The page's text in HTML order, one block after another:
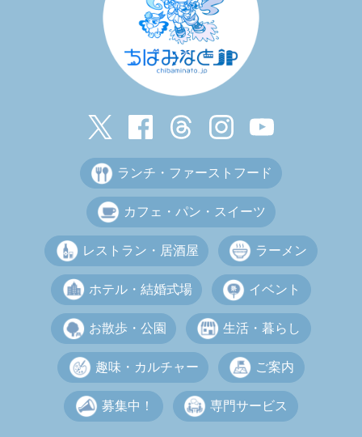
ランチ・ファーストフード
カフェ・パン・スイーツ
レストラン・居酒屋 ラーメン
ホテル・結婚式場 イベント
お散歩・公園 生活・暮らし
趣味・カルチャー ご案内
募集中！ 専門サービス